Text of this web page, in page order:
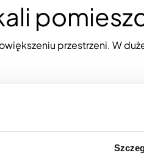
przestrzeni. W
się materiały, które
Dzięki temu
Fronty lakierowane
jednak zadbać o